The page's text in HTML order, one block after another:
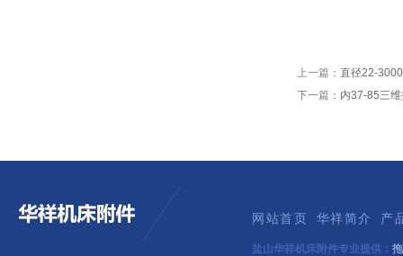
上一篇： 直径22-
下一篇： 内37-85三
网站首页 华祥简介 产
盐山华祥机床附件专业提供：